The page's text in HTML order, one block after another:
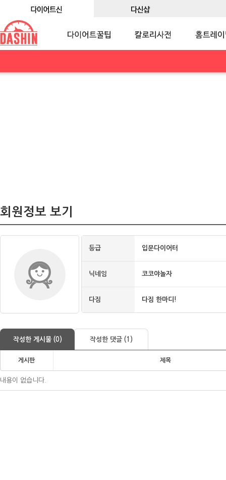
회원정보 보기
등급 입문다이어터
닉네임 코코야놀자
다짐 다짐 한마디!
작성한 게시물 (0) 작성한 댓글 (1)
게시판 제목
내용이 없습니다.